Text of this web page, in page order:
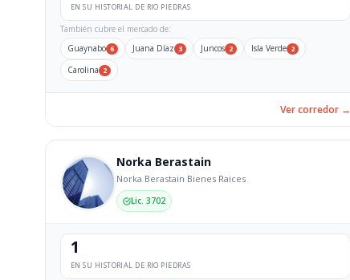
EN SU HISTORIAL DE RIO PIEDRAS
También cubre el mercado de:
Guaynabo 6 Juana Díaz 3 Juncos 2 Isla Verde 2
Carolina 2
Ver corredor →
Norka Berastain
Norka Berastain Bienes Raices
Lic. 3702
1
EN SU HISTORIAL DE RIO PIEDRAS